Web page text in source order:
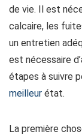
de vie. Il est
calcaire, les
un entretien
est nécessaire
étapes à suivre
meilleur état.
La première